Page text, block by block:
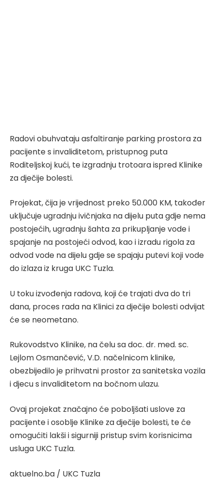
Radovi obuhvataju asfaltiranje parking prostora za
pacijente s invaliditetom, pristupnog puta
Roditeljskoj kući, te izgradnju trotoara ispred Klinike
za dječije bolesti.
Projekat, čija je vrijednost preko 50.000 KM, također
uključuje ugradnju ivičnjaka na dijelu puta gdje nema
postojećih, ugradnju šahta za prikupljanje vode i
spajanje na postojeći odvod, kao i izradu rigola za
odvod vode na dijelu gdje se spajaju putevi koji vode
do izlaza iz kruga UKC Tuzla.
U toku izvođenja radova, koji će trajati dva do tri
dana, proces rada na Klinici za dječije bolesti odvijat
će se neometano.
Rukovodstvo Klinike, na čelu sa doc. dr. med. sc.
Lejlom Osmančević, V.D. načelnicom klinike,
obezbijedilo je prihvatni prostor za sanitetska vozila
i djecu s invaliditetom na bočnom ulazu.
Ovaj projekat značajno će poboljšati uslove za
pacijente i osoblje Klinike za dječije bolesti, te će
omogućiti lakši i sigurniji pristup svim korisnicima
usluga UKC Tuzla.
aktuelno.ba / UKC Tuzla